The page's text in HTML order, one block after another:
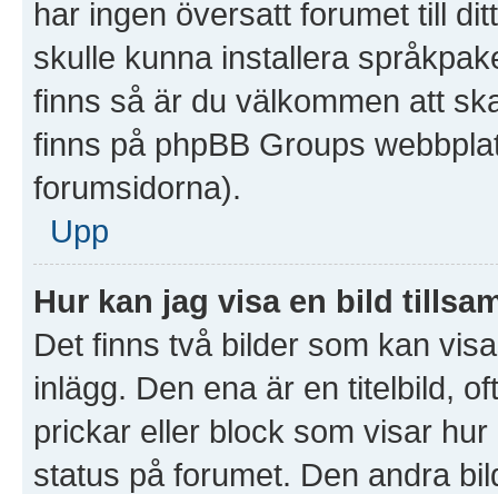
har ingen översatt forumet till
skulle kunna installera
finns så är du välkommen att
finns på phpBB Groups
forumsidorna).
Upp
Hur kan jag visa en bild
Det finns två bilder som kan
inlägg. Den ena är en titelbild,
prickar eller block som visar
status på forumet. Den andra